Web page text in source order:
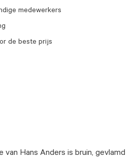
Hans Anders is bruin, gevlamd
medewerkers
de beste prijs